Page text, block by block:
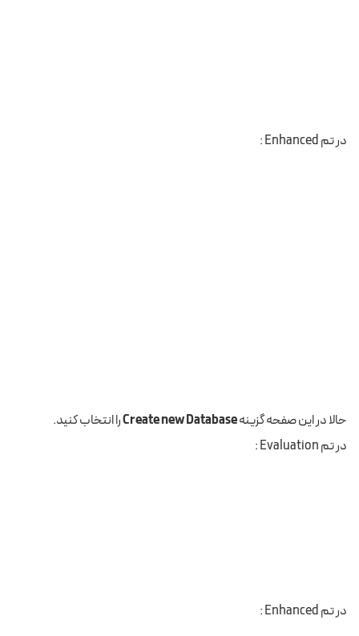
در تم Enhanced :
حالا در این صفحه گزینهCreate new Databaseرا انتخاب کنید.
در تم Evaluation :
در تم Enhanced :